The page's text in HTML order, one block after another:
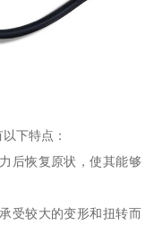
下特点：
后恢复原状，使其能够
受较大的变形和扭转而